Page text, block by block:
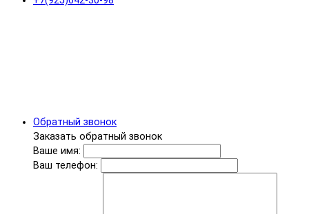
Обратный звонок
Заказать обратный звонок
Ваше имя:
Ваш телефон: